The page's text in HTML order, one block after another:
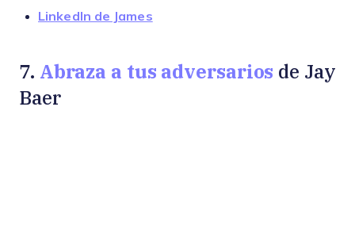
LinkedIn de James
7. Abraza a tus adversarios de Jay
Baer